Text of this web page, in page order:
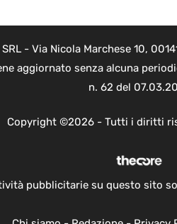
- Via Nicola Marchese 10,
aggiornato senza alcuna
n. 62 del
Copyright ©2026 - Tutti i diritti
pubblicitarie su questo sito